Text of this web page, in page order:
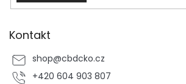
Kontakt
shop@cbdcko.cz
+420 604 903 807